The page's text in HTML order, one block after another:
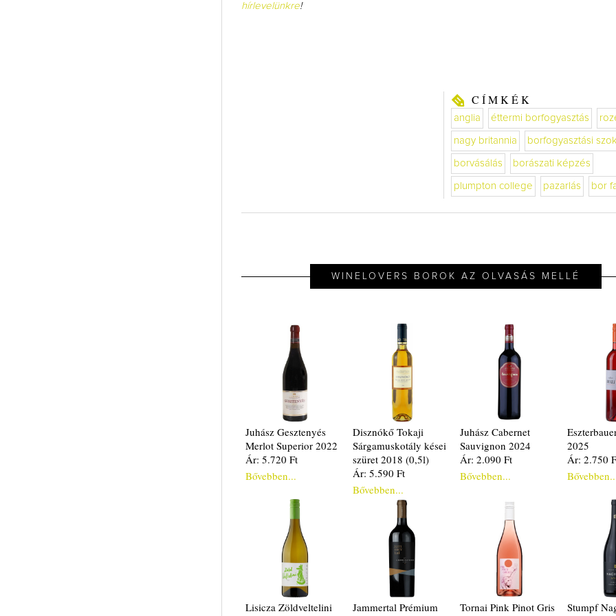
hírlevelünkre!
CÍMKÉK
anglia éttermi borfogyasztás
nagy britannia borfogyasztási
borvásálás borászati képzés
plumpton college pazarlás bor
WINELOVERS BOROK AZ OLVASÁS MELLÉ
Juhász Gesztenyés
Merlot Superior 2022
Ár: 5.720 Ft
Bővebben...
Disznókő Tokaji
Sárgamuskotály kései
szüret 2018 (0,5l)
Ár: 5.590 Ft
Bővebben...
Juhász Cabernet
Sauvignon 2024
Ár: 2.090 Ft
Bővebben...
2025
Ár: 2.750
Lisicza Zöldveltelini
Jammertal Prémium
Tornai Pink Pinot Gris
Stumpf